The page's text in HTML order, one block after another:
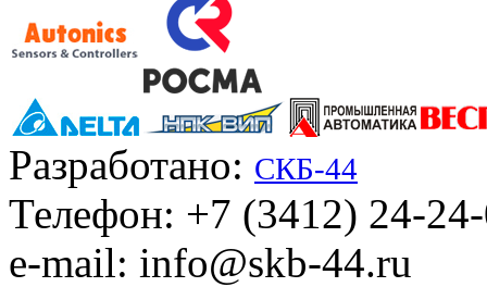
Разработано: СКБ-44
Телефон: +7 (3412) 24-
e-mail: info@skb-44.ru